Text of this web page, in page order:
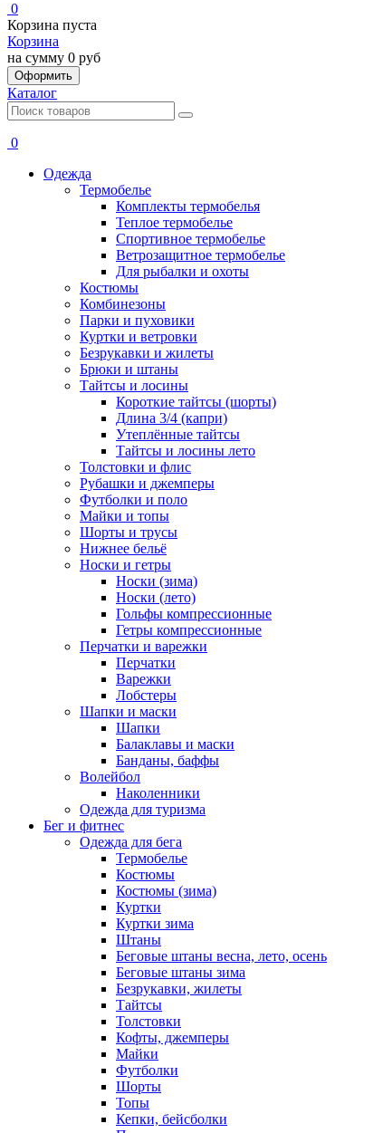
0
Корзина пуста
Корзина
на сумму 0 руб
Оформить
Каталог
0
Одежда
Термобелье
Комплекты термобелья
Теплое термобелье
Спортивное термобелье
Ветрозащитное термобелье
Для рыбалки и охоты
Костюмы
Комбинезоны
Парки и пуховики
Куртки и ветровки
Безрукавки и жилеты
Брюки и штаны
Тайтсы и лосины
Короткие тайтсы (шорты)
Длина 3/4 (капри)
Утеплённые тайтсы
Тайтсы и лосины лето
Толстовки и флис
Рубашки и джемперы
Футболки и поло
Майки и топы
Шорты и трусы
Нижнее бельё
Носки и гетры
Носки (зима)
Носки (лето)
Гольфы компрессионные
Гетры компрессионные
Перчатки и варежки
Перчатки
Варежки
Лобстеры
Шапки и маски
Шапки
Балаклавы и маски
Банданы, баффы
Волейбол
Наколенники
Одежда для туризма
Бег и фитнес
Одежда для бега
Термобелье
Костюмы
Костюмы (зима)
Куртки
Куртки зима
Штаны
Беговые штаны весна, лето, осень
Беговые штаны зима
Безрукавки, жилеты
Тайтсы
Толстовки
Кофты, джемперы
Майки
Футболки
Шорты
Топы
Кепки, бейсболки